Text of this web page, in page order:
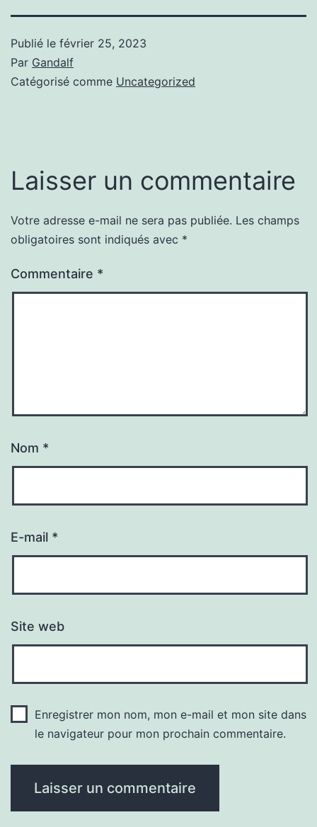
Publié le février 25, 2023
Par Gandalf
Catégorisé comme Uncategorized
Laisser un commentaire
Votre adresse e-mail ne sera pas publiée. Les champs
obligatoires sont indiqués avec *
Commentaire *
Nom *
E-mail *
Site web
Enregistrer mon nom, mon e-mail et mon site dans
le navigateur pour mon prochain commentaire.